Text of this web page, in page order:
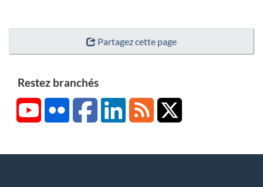
Partagez cette page
Restez branchés
YouTubeFlickr FacebookLinkedInRSS